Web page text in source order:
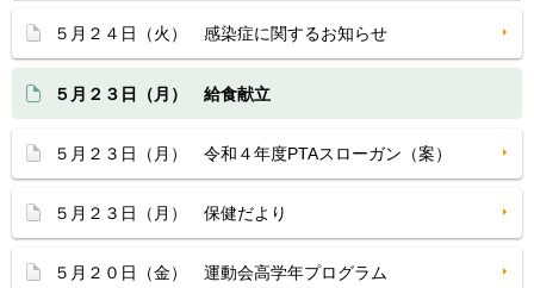
５月２４日（火） 感染症に関するお知らせ
５月２３日（月） 給食献立
５月２３日（月） 令和４年度PTAスローガン（案）
５月２３日（月） 保健だより
５月２０日（金） 運動会高学年プログラム